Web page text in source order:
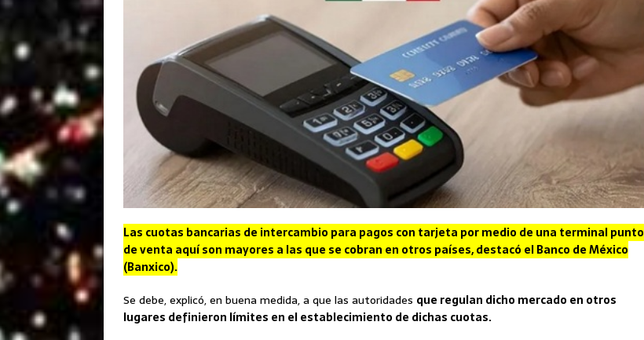
Las cuotas bancarias de intercambio para pagos con tarjeta por medio de una terminal punto
de venta aquí son mayores a las que se cobran en otros países, destacó el Banco de México
(Banxico).
Se debe, explicó, en buena medida, a que las autoridades que regulan dicho mercado en otros
lugares definieron límites en el establecimiento de dichas cuotas.